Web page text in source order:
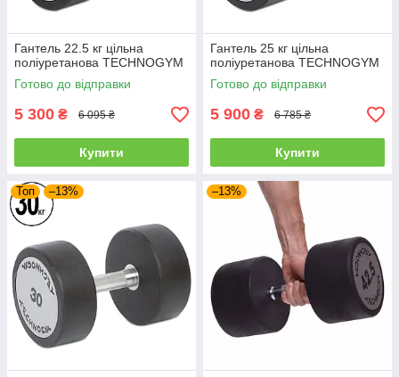
Гантель 22.5 кг цільна
поліуретанова TECHNOGYM
Готово до відправки
5 300 ₴ 6 095 ₴
Купити
Гантель 25 кг цільна
поліуретанова TECHNOGYM
Готово до відправки
5 900 ₴ 6 785 ₴
Купити
Топ –13% –13%